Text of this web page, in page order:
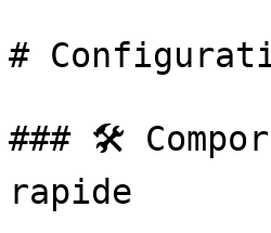
#
### 🛠️
rapide